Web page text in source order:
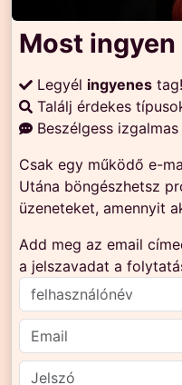
Most ingyen
Legyél ingyenes tag!
Találj érdekes
Beszélgess
Csak egy működő e-
Utána böngészhetsz
üzeneteket, amennyit
Add meg az email
a jelszavadat a